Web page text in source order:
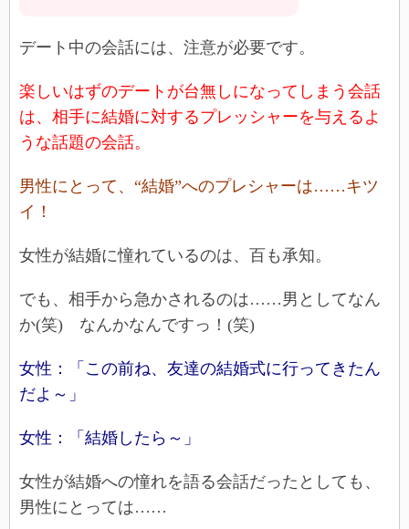
デート中の会話には、注意が必要です。
楽しいはずのデートが台無しになってしまう会話
は、相手に結婚に対するプレッシャーを与えるよ
うな話題の会話。
男性にとって、“結婚”へのプレシャーは……キツ
イ！
女性が結婚に憧れているのは、百も承知。
でも、相手から急かされるのは……男としてなん
か(笑) なんかなんですっ！(笑)
女性：「この前ね、友達の結婚式に行ってきたん
だよ～」
女性：「結婚したら～」
女性が結婚への憧れを語る会話だったとしても、
男性にとっては……